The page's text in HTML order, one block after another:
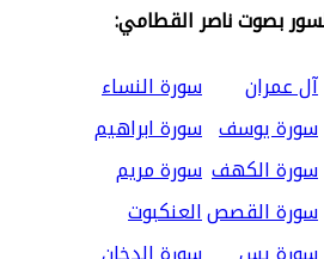
بصوت ناصر القطامي:
آل عمران
سورة النساء
سورة يوسف سورة ابراهيم
سورة الكهف سورة مريم
سورة القصصالعنكبوت